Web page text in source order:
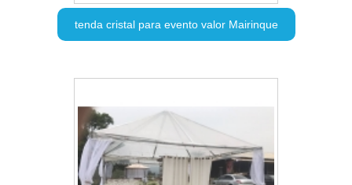
tenda cristal para evento valor Mairinque